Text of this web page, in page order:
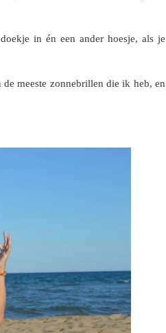
in én een ander hoesje, als je
meeste zonnebrillen die ik heb, en